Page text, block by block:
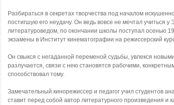
Разбираться в секретах творчества под началом
постигшую его неудачу. Он ведь вовсе не мечтал учиться
литературоведом, по окончании школы поступал осенью
экзамены в Институт кинематографии на режиссерский
Он свыкся с негаданной переменой судьбы, увлекся
разлучается, связи с нею становятся рабочими,
способствовал тому.
Замечательный кинорежиссер и педагог учил студентов
ставит перед собой автор литературного произведения